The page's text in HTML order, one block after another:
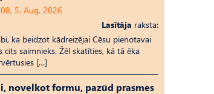
5. Aug, 2026
Lasītāja raksta:
ka beidzot kādreizējai Cēsu pienotavai
cits saimnieks. Žēl skatīties, kā tā ēka
[…]
novelkot formu, pazūd prasmes